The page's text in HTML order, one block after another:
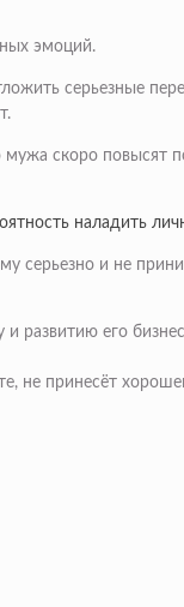
эмоций.
серьезные
мужа скоро
наладить
серьезно и не
развитию его
не принесёт